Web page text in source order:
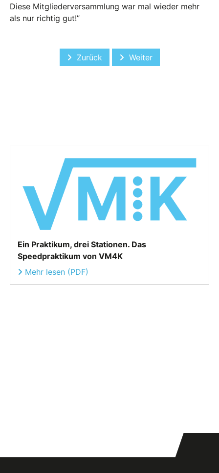
Diese Mitgliederversammlung war mal wieder mehr
als nur richtig gut!”
Vorheriger Beitrag: "Es hat sich
Zurück Nächster Beitrag:
Weiter
Ein Praktikum, drei Stationen. Das
Speedpraktikum von VM4K
Mehr lesen (PDF)